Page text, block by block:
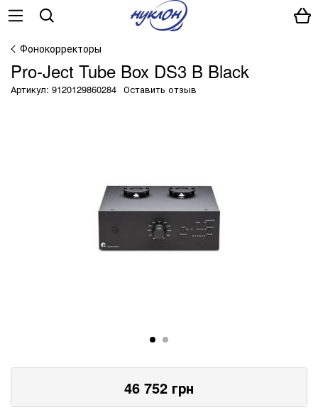
Фонокорректоры
Pro-Ject Tube Box DS3 B Black
Артикул: 9120129860284 Оставить отзыв
46 752 грн